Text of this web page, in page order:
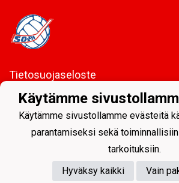
Tietosuojaseloste
Sodankylän Pallo ry - Nuorissa on
Powered by
Käytämme
Käytämme sivustollamme evästeitä
parantamiseksi sekä
tarkoituksiin.
Hyväksy kaikki
Vain